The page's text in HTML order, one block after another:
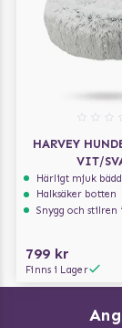
HARVEY
VIT/
Härligt mjuk bädd med rejäl
Halksäker botten
Snygg och stilren
799 kr
Finns i Lager